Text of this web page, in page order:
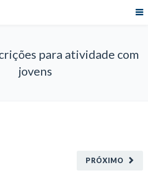
para atividade com
jovens
PRÓXIMO